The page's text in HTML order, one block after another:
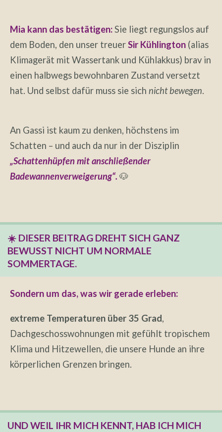
Mia kann das bestätigen:Sie liegt regungslos auf
dem Boden, den unser treuerSir Kühlington (alias
Klimagerät mit Wassertank und Kühlakkus) brav in
einen halbwegs bewohnbaren Zustand versetzt
hat. Und selbst dafür muss sie sich nicht bewegen.
An Gassi ist kaum zu denken, höchstens im
Schatten – und auch da nur in der Disziplin
„Schattenhüpfen mit anschließender
Badewannenverweigerung“. 🐶
☀️ DIESER BEITRAG DREHT SICH GANZ
BEWUSST NICHT UM NORMALE
SOMMERTAGE.
Sondern um das, was wir gerade erleben:
extreme Temperaturen über 35 Grad,
Dachgeschosswohnungen mit gefühlt tropischem
Klima und Hitzewellen, die unsere Hunde an ihre
körperlichen Grenzen bringen.
UND WEIL IHR MICH KENNT, HAB ICH MICH